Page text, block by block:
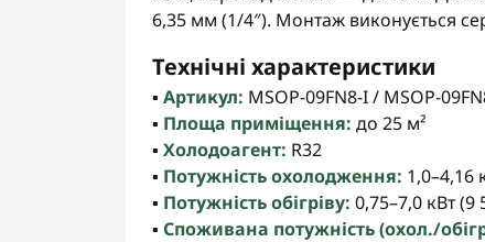
6,35 мм (1/4″). Монтаж виконується
Технічні характеристики
▪️ Артикул: MSOP-09FN8-I / MSOP-
▪️ Площа приміщення: до 25 м²
▪️ Холодоагент: R32
▪️ Потужність охолодження: 1,0–4,16
▪️ Потужність обігріву: 0,75–7,0 кВт (9
▪️ Споживана потужність (охол./